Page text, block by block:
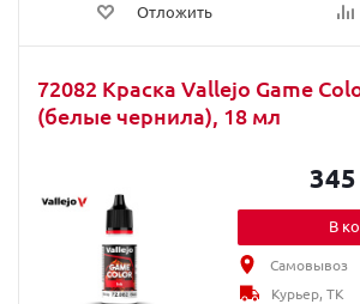
Отложить
72082 Краска Vallejo Game
(белые чернила), 18 мл
В
Самовывоз
Курьер, ТК